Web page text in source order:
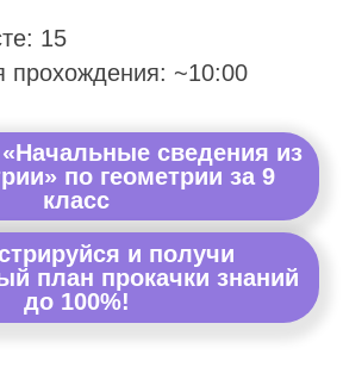
15
прохождения: ~10:00
сведения из
по геометрии за 9
класс
и получи
план прокачки знаний
до 100%!